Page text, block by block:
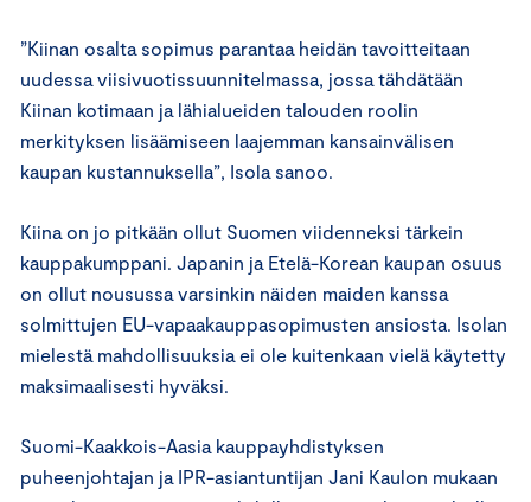
”Kiinan osalta sopimus parantaa heidän tavoitteitaan
uudessa viisivuotissuunnitelmassa, jossa tähdätään
Kiinan kotimaan ja lähialueiden talouden roolin
merkityksen lisäämiseen laajemman kansainvälisen
kaupan kustannuksella”, Isola sanoo.
Kiina on jo pitkään ollut Suomen viidenneksi tärkein
kauppakumppani. Japanin ja Etelä-Korean kaupan osuus
on ollut nousussa varsinkin näiden maiden kanssa
solmittujen EU-vapaakauppasopimusten ansiosta. Isolan
mielestä mahdollisuuksia ei ole kuitenkaan vielä käytetty
maksimaalisesti hyväksi.
Suomi-Kaakkois-Aasia kauppayhdistyksen
puheenjohtajan ja IPR-asiantuntijan Jani Kaulon mukaan